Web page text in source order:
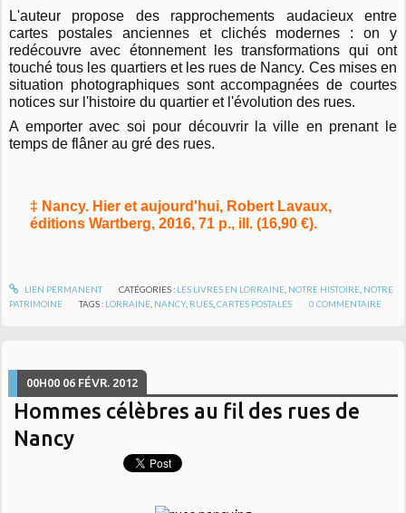
L'auteur propose des rapprochements audacieux entre
cartes postales anciennes et clichés modernes : on y
redécouvre avec étonnement les transformations qui ont
touché tous les quartiers et les rues de Nancy. Ces mises en
situation photographiques sont accompagnées de courtes
notices sur l'histoire du quartier et l'évolution des rues.
A emporter avec soi pour découvrir la ville en prenant le
temps de flâner au gré des rues.
‡ Nancy. Hier et aujourd'hui, Robert Lavaux,
éditions Wartberg, 2016, 71 p., ill. (16,90 €).
LIEN PERMANENT CATÉGORIES : LES LIVRES EN LORRAINE, NOTRE HISTOIRE, NOTRE
PATRIMOINE
TAGS : LORRAINE NANCY, RUES ,CARTES POSTALES 0 COMMENTAIRE
00H00 06 FÉVR. 2012
Hommes célèbres au fil des rues de
Nancy